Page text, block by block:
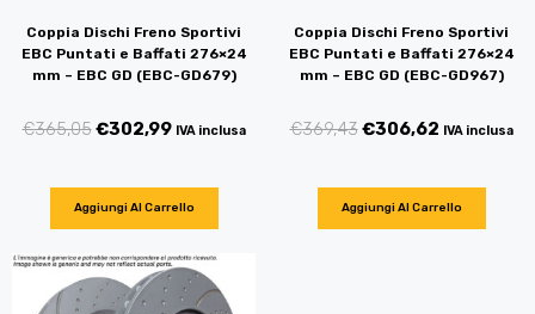
Coppia Dischi Freno Sportivi
EBC Puntati e Baffati 276×24
mm – EBC GD (EBC-GD679)
€365,05€302,99 IVA inclusa
Aggiungi Al Carrello
Coppia Dischi Freno Sportivi
EBC Puntati e Baffati 276×24
mm – EBC GD (EBC-GD967)
€369,43€306,62 IVA inclusa
Aggiungi Al Carrello